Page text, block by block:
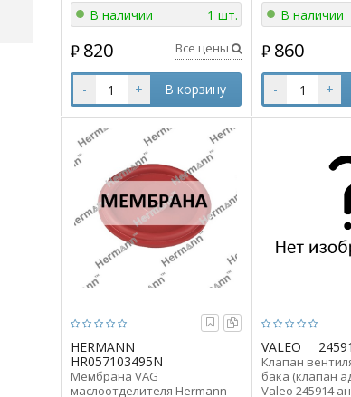
В наличии 1 шт.
₽ 820 Все цены
- + В корзину
В наличии
₽ 860
- +
HERMANN
HR057103495N
Мембрана VAG
маслоотделителя Hermann
VALEO
Клапан
бака (клапан
Valeo 245914